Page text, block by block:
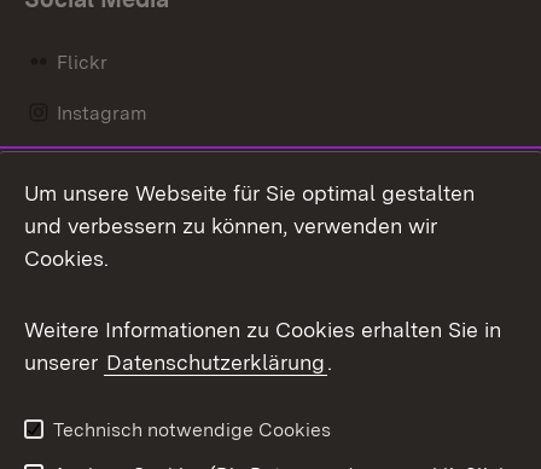
Flickr
Instagram
Mastodon
Messenger
Social Wall
X / Twitter
Youtube
Um unsere Webseite für Sie optimal gestalten
und verbessern zu können, verwenden wir
Cookies.
Weitere Informationen zu Cookies erhalten Sie in
unserer Datenschutzerklärung.
Technisch notwendige Cookies